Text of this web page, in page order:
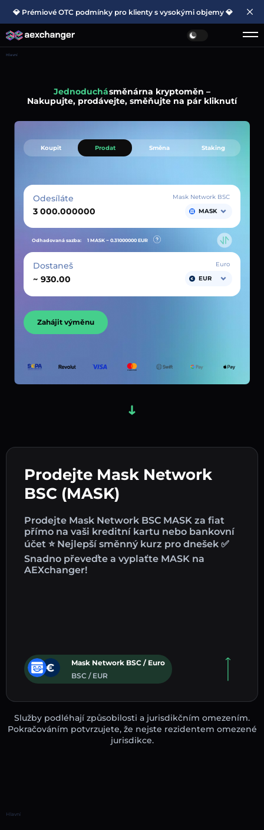
💎 Prémiové OTC podmínky pro klienty s vysokými objemy 💎
Hlavní
Jednoduchásměnárna kryptoměn –
Nakupujte, prodávejte, směňujte na pár kliknutí
Prodejte Mask Network
BSC (MASK)
Prodejte Mask Network BSC MASK za fiat
přímo na vaši kreditní kartu nebo bankovní
účet ⭐ Nejlepší směnný kurz pro dnešek ✅
Snadno převeďte a vyplaťte MASK na
AEXchanger!
Mask Network BSC / Euro
BSC / EUR
Koupit Prodat Směna Staking
Odesíláte
Mask Network BSC
MASK
Odhadovaná sazba: 1 MASK ~ 0.31000000 EUR
Dostaneš
~
Euro
EUR
Zahájit výměnu
Služby podléhají způsobilosti a jurisdikčním omezením.
Pokračováním potvrzujete, že nejste rezidentem omezené
jurisdikce.
Hlavní